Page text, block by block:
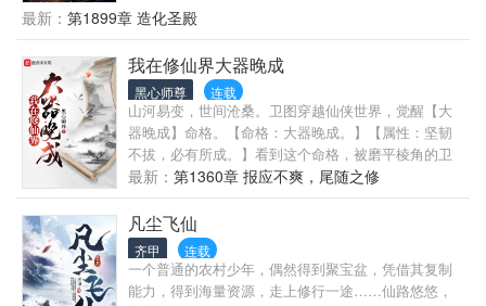
罪恶值，抽取九阳神功。” “斩杀飞天道人，获得一万
罪恶值，抽取金刚不坏神功。” “斩杀千年僵尸，获得
十万罪恶值，抽取如来神掌。” “斩杀白蛇老祖，获得
一百万罪恶值，抽取青莲帝兵。” 许多年后，江辰回头
望向自己来时的道路，只见白骨累累，死尸成堆，无
穷无尽的恶人们，成就了他的至尊之路。
最新： 第1899章 造化圣殿
我在修仙界大器晚成
黑心师尊 连载
山河易变，世间沧桑。卫图穿越仙侠世界，觉醒【大
器晚成】命格。【命格：大器晚成。】【属性：坚韧
不拔，必有所成。】看到这个命格，被磨平棱角的卫
图心中终于燃起了希望，但他也不知道自己是否能够
以草芥之身成仙作祖。所能做的。只有把握当下，珍
惜眼前的老婆孩子热炕头。（已有三本精品，《我重
写了家族历史》、《修仙：我能在诸天轮回》、《从
白鹿原开始的诸天》）
最新： 第1360章 报应不爽，尾随之修
凡尘飞仙
齐甲 连载
一个普通的农村少年，偶然得到聚宝盆，凭借其复制
能力，得到海量资源，走上修行一途……仙路悠悠，